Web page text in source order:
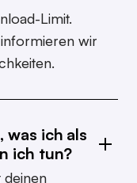
Limit.
wir
ich als
ich tun?
deinen